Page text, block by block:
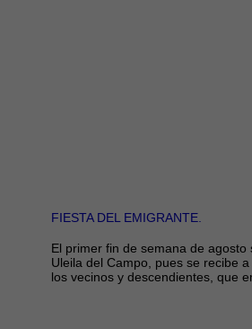
FIESTA DEL EMIGRANTE.
El primer fin de semana de
Uleila del Campo, pues se recibe a
los vecinos y descendientes, que